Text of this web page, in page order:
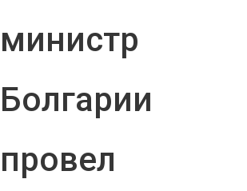
министр
Болгарии
провел